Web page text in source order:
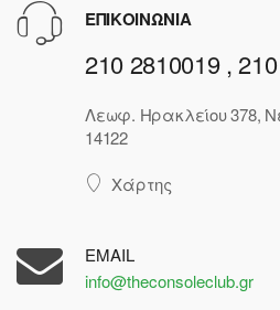
ΕΠΙΚΟΙΝΩΝΙΑ
210 2810019 ,
Λεωφ. Ηρακλείου 378,
14122
Χάρτης
EMAIL
info@theconsoleclub.gr